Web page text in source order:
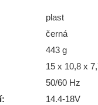
plast
černá
443 g
15 x 10,8 x
50/60 Hz
14.4-18V